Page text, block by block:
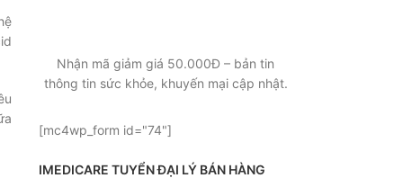
Nhận mã giảm giá 50.000Đ – bản tin
thông tin sức khỏe, khuyến mại cập nhật.
[mc4wp_form id="74"]
IMEDICARE TUYỂN ĐẠI LÝ BÁN HÀNG